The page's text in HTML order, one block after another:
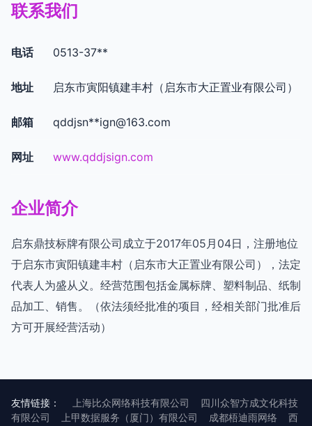
联系我们
电话 0513-37**
地址 启东市寅阳镇建丰村（启东市大正置业有限公司）
邮箱 qddjsn**ign@163.com
网址 www.qddjsign.com
企业简介
启东鼎技标牌有限公司成立于2017年05月04日，注册地位
于启东市寅阳镇建丰村（启东市大正置业有限公司），法定
代表人为盛从义。经营范围包括金属标牌、塑料制品、纸制
品加工、销售。（依法须经批准的项目，经相关部门批准后
方可开展经营活动）
友情链接： 上海比众网络科技有限公司
四川众智方成文化科技
有限公司
上甲数据服务（厦门）有限公司 成都梧迪雨网络
西